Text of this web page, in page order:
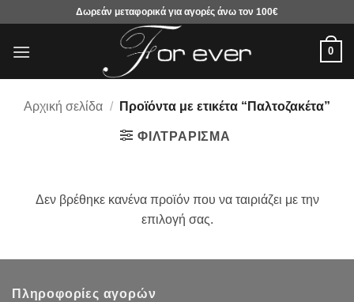
περιεχόμενο
Δωρεάν μεταφορικά για αγορές άνω τον 100€
0
Αρχική σελίδα / Προϊόντα με ετικέτα “Παλτοζακέτα”
ΦΙΛΤΡΆΡΙΣΜΑ
Δεν βρέθηκε κανένα προϊόν που να ταιριάζει με την
επιλογή σας.
Πληροφορίες αγορών